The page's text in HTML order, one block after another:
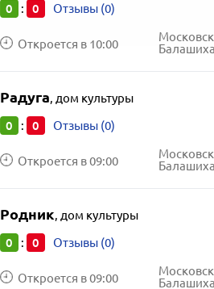
0 : 0 Отзывы (0)
Откроется в 10:00
Балашиха
Радуга, дом культуры
0 : 0 Отзывы (0)
Откроется в 09:00
Балашиха
Родник, дом культуры
0 : 0 Отзывы (0)
Откроется в 09:00
Балашиха